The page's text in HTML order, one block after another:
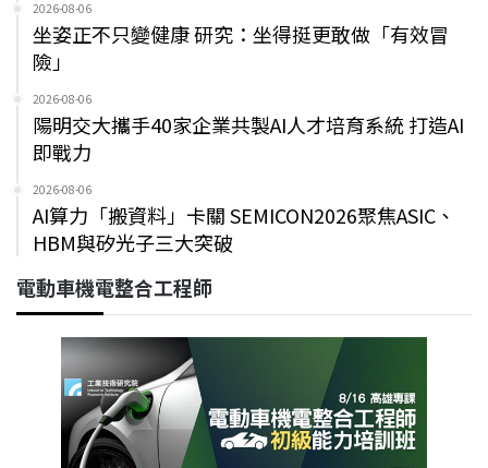
2026-08-06
坐姿正不只變健康 研究：坐得挺更敢做「有效冒
險」
2026-08-06
陽明交大攜手40家企業共製AI人才培育系統 打造AI
即戰力
2026-08-06
AI算力「搬資料」卡關 SEMICON2026聚焦ASIC、
HBM與矽光子三大突破
電動車機電整合工程師